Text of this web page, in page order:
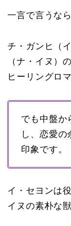
一言で言うな
チ・ガンヒ（
（ナ・イヌ）
ヒーリングロ
でも中盤か
し、恋愛の
印象です。
イ・セヨンは
イヌの素朴な